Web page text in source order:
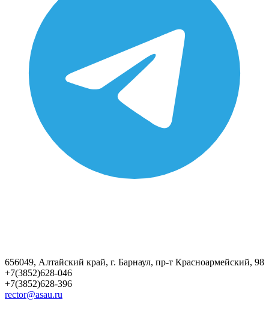
656049, Алтайский край, г. Барнаул, пр-т Красноармейский, 98
+7(3852)628-046
+7(3852)628-396
rector@asau.ru